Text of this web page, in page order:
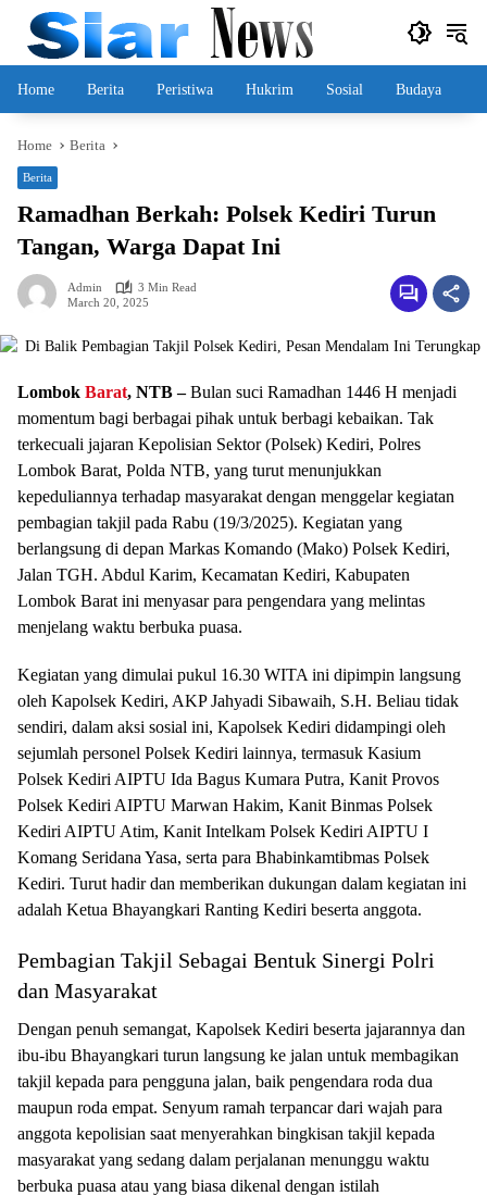
content
Home Berita Peristiwa Hukrim Sosial Budaya
Home Berita
Berita
Ramadhan Berkah: Polsek Kediri Turun
Tangan, Warga Dapat Ini
Admin
3 Min Read
March 20, 2025
Lombok Barat, NTB –Bulan suci Ramadhan 1446 H menjadi
momentum bagi berbagai pihak untuk berbagi kebaikan. Tak
terkecuali jajaran Kepolisian Sektor (Polsek) Kediri, Polres
Lombok Barat, Polda NTB, yang turut menunjukkan
kepeduliannya terhadap masyarakat dengan menggelar kegiatan
pembagian takjil pada Rabu (19/3/2025). Kegiatan yang
berlangsung di depan Markas Komando (Mako) Polsek Kediri,
Jalan TGH. Abdul Karim, Kecamatan Kediri, Kabupaten
Lombok Barat ini menyasar para pengendara yang melintas
menjelang waktu berbuka puasa.
Kegiatan yang dimulai pukul 16.30 WITA ini dipimpin langsung
oleh Kapolsek Kediri, AKP Jahyadi Sibawaih, S.H. Beliau tidak
sendiri, dalam aksi sosial ini, Kapolsek Kediri didampingi oleh
sejumlah personel Polsek Kediri lainnya, termasuk Kasium
Polsek Kediri AIPTU Ida Bagus Kumara Putra, Kanit Provos
Polsek Kediri AIPTU Marwan Hakim, Kanit Binmas Polsek
Kediri AIPTU Atim, Kanit Intelkam Polsek Kediri AIPTU I
Komang Seridana Yasa, serta para Bhabinkamtibmas Polsek
Kediri. Turut hadir dan memberikan dukungan dalam kegiatan ini
adalah Ketua Bhayangkari Ranting Kediri beserta anggota.
Pembagian Takjil Sebagai Bentuk Sinergi Polri
dan Masyarakat
Dengan penuh semangat, Kapolsek Kediri beserta jajarannya dan
ibu-ibu Bhayangkari turun langsung ke jalan untuk membagikan
takjil kepada para pengguna jalan, baik pengendara roda dua
maupun roda empat. Senyum ramah terpancar dari wajah para
anggota kepolisian saat menyerahkan bingkisan takjil kepada
masyarakat yang sedang dalam perjalanan menunggu waktu
berbuka puasa atau yang biasa dikenal dengan istilah